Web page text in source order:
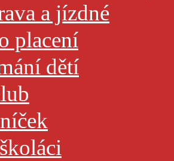
a jízdné
placení
dětí